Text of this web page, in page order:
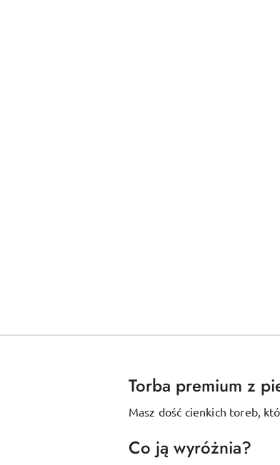
Torba premium z
Masz dość cienkich toreb,
Co ją wyróżnia?